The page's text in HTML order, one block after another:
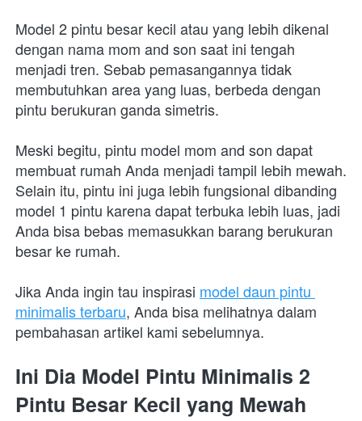
Model 2 pintu besar kecil atau yang lebih dikenal
dengan nama mom and son saat ini tengah
menjadi tren. Sebab pemasangannya tidak
membutuhkan area yang luas, berbeda dengan
pintu berukuran ganda simetris.
Meski begitu, pintu model mom and son dapat
membuat rumah Anda menjadi tampil lebih mewah.
Selain itu, pintu ini juga lebih fungsional dibanding
model 1 pintu karena dapat terbuka lebih luas, jadi
Anda bisa bebas memasukkan barang berukuran
besar ke rumah.
Jika Anda ingin tau inspirasi model daun pintu
minimalis terbaru, Anda bisa melihatnya dalam
pembahasan artikel kami sebelumnya.
Ini Dia Model Pintu Minimalis 2
Pintu Besar Kecil yang Mewah